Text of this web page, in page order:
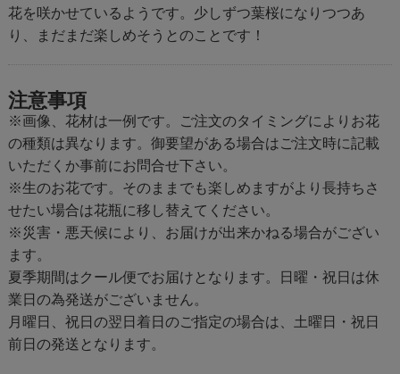
花を咲かせているようです。少しずつ葉桜になりつつあ
り、まだまだ楽しめそうとのことです！
注意事項
※画像、花材は一例です。ご注文のタイミングによりお花
の種類は異なります。御要望がある場合はご注文時に記載
いただくか事前にお問合せ下さい。
※生のお花です。そのままでも楽しめますがより長持ちさ
せたい場合は花瓶に移し替えてください。
※災害・悪天候により、お届けが出来かねる場合がござい
ます。
夏季期間はクール便でお届けとなります。日曜・祝日は休
業日の為発送がございません。
月曜日、祝日の翌日着日のご指定の場合は、土曜日・祝日
前日の発送となります。